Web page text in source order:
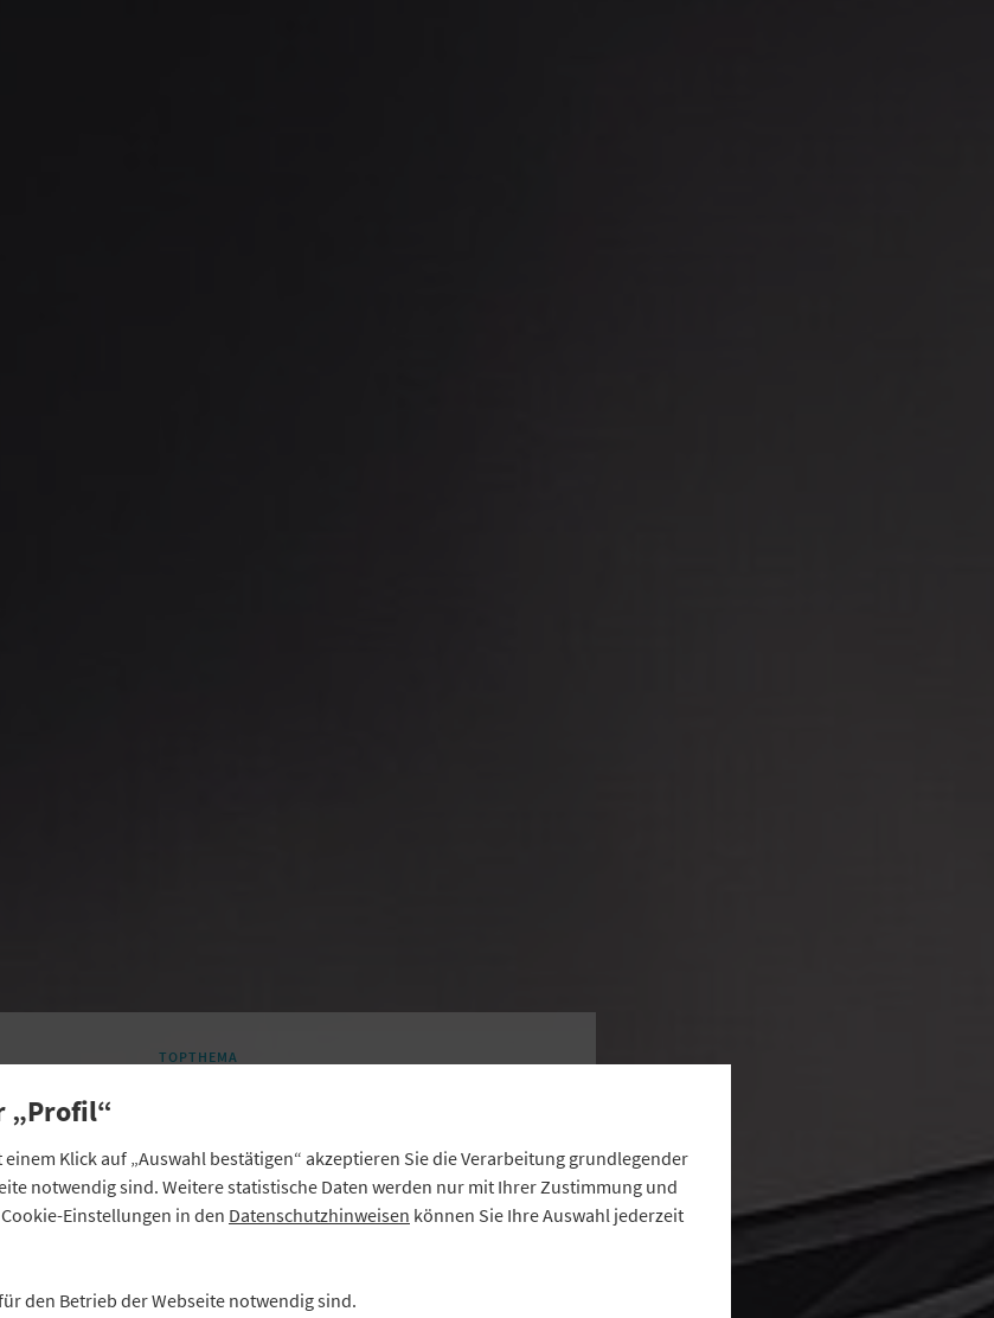
TOPTHEMA
die Auslegung
für zu streng“
eine harte Linie. Heinz Schneider,
„Profil“
Klick auf „Auswahl bestätigen“ akzeptieren Sie die Verarbeitung grundlegender
notwendig sind. Weitere statistische Daten werden nur mit Ihrer Zustimmung und
Einstellungen in den Datenschutzhinweisen können Sie Ihre Auswahl jederzeit
den Betrieb der Webseite notwendig sind.